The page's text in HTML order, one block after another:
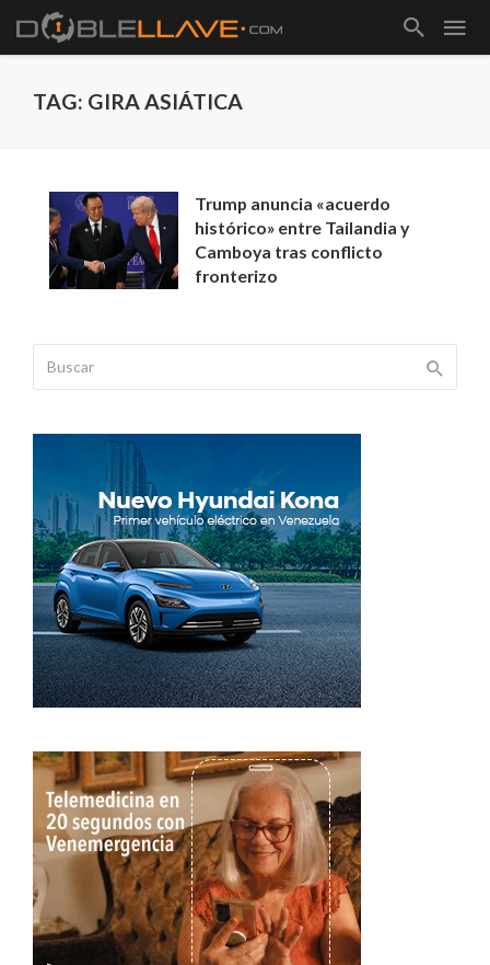
TAG: GIRA ASIÁTICA
Trump anuncia «acuerdo
histórico» entre Tailandia y
Camboya tras conflicto
fronterizo